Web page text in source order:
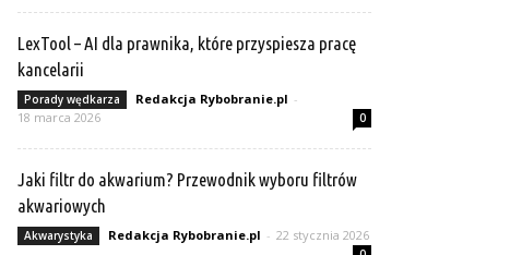
LexTool – AI dla prawnika, które przyspiesza pracę
kancelarii
Porady wędkarza Redakcja Rybobranie.pl -
18 marca 2026
0
Jaki filtr do akwarium? Przewodnik wyboru filtrów
akwariowych
Akwarystyka Redakcja Rybobranie.pl - 22 stycznia 2026